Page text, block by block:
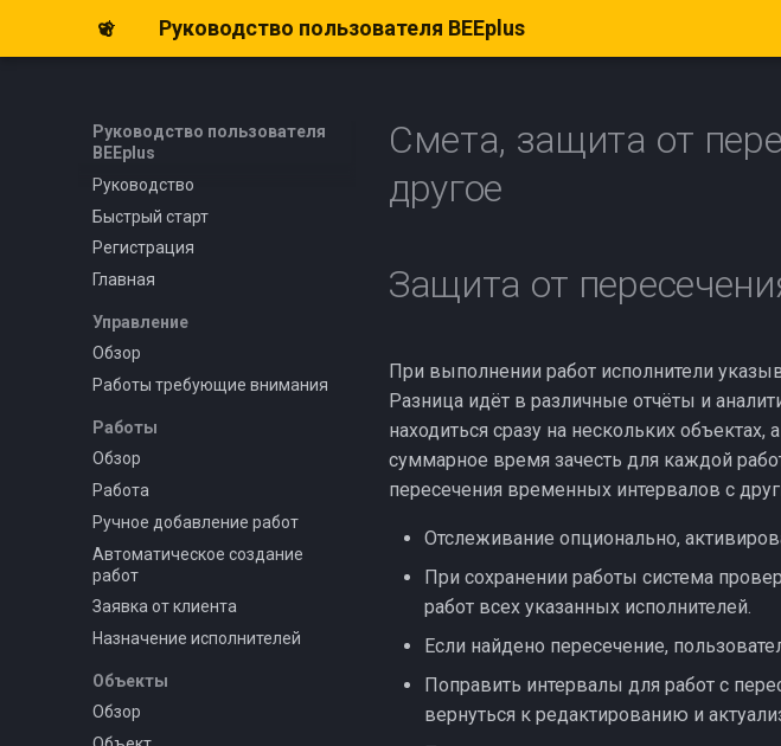
Руководство пользователя BEEplus
Руководство пользователя
BEEplus
Руководство
Быстрый старт
Регистрация
Главная
Управление
Обзор
Работы требующие внимания
Работы
Обзор
Работа
Ручное добавление работ
Автоматическое создание
работ
Заявка от клиента
Назначение исполнителей
Объекты
Обзор
Смета, защита от
другое
Защита от
При выполнении работ исполнители
Разница идёт в различные отчёты и
находиться сразу на нескольких
суммарное время зачесть для каждой
пересечения временных интервалов с
Отслеживание опционально,
При сохранении работы система
работ всех указанных исполнителей.
Если найдено пересечение,
Поправить интервалы для работ с
вернуться к редактированию и